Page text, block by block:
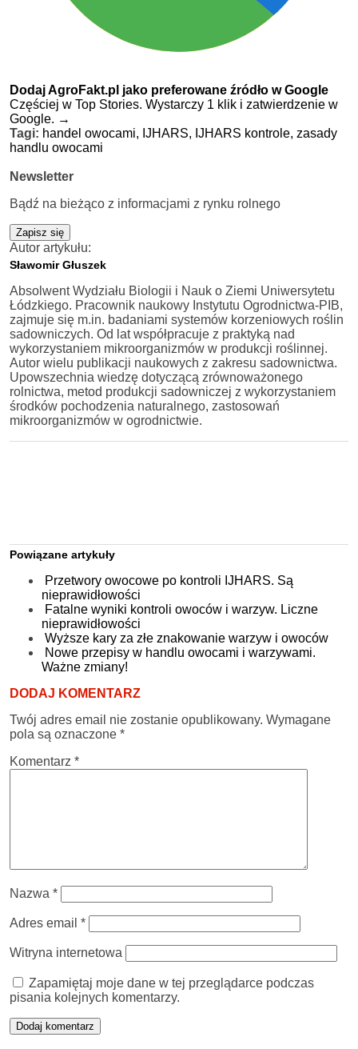
Dodaj AgroFakt.pl jako preferowane źródło w Google
Częściej w Top Stories. Wystarczy 1 klik i zatwierdzenie w
Google. →
Tagi: handel owocami, IJHARS, IJHARS kontrole, zasady
handlu owocami
Newsletter
Bądź na bieżąco z informacjami z rynku rolnego
Zapisz się
Autor artykułu:
Sławomir Głuszek
Absolwent Wydziału Biologii i Nauk o Ziemi Uniwersytetu
Łódzkiego. Pracownik naukowy Instytutu Ogrodnictwa-PIB,
zajmuje się m.in. badaniami systemów korzeniowych roślin
sadowniczych. Od lat współpracuje z praktyką nad
wykorzystaniem mikroorganizmów w produkcji roślinnej.
Autor wielu publikacji naukowych z zakresu sadownictwa.
Upowszechnia wiedzę dotyczącą zrównoważonego
rolnictwa, metod produkcji sadowniczej z wykorzystaniem
środków pochodzenia naturalnego, zastosowań
mikroorganizmów w ogrodnictwie.
Powiązane artykuły
Przetwory owocowe po kontroli IJHARS. Są
nieprawidłowości
Fatalne wyniki kontroli owoców i warzyw. Liczne
nieprawidłowości
Wyższe kary za złe znakowanie warzyw i owoców
Nowe przepisy w handlu owocami i warzywami.
Ważne zmiany!
DODAJ KOMENTARZ
Twój adres email nie zostanie opublikowany. Wymagane
pola są oznaczone *
Komentarz *
Nazwa *
Adres email *
Witryna internetowa
Zapamiętaj moje dane w tej przeglądarce podczas
pisania kolejnych komentarzy.